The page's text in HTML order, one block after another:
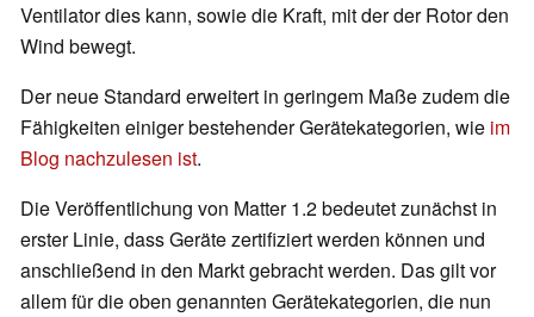
Ventilator dies kann, sowie die Kraft, mit der der Rotor den
Wind bewegt.
Der neue Standard erweitert in geringem Maße zudem die
Fähigkeiten einiger bestehender Gerätekategorien, wie im
Blog nachzulesen ist.
Die Veröffentlichung von Matter 1.2 bedeutet zunächst in
erster Linie, dass Geräte zertifiziert werden können und
anschließend in den Markt gebracht werden. Das gilt vor
allem für die oben genannten Gerätekategorien, die nun